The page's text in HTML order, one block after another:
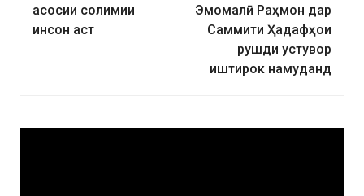
асосии солимии
инсон аст
Эмомалӣ Раҳмон дар
Саммити Ҳадафҳои
рушди устувор
иштирок намуданд